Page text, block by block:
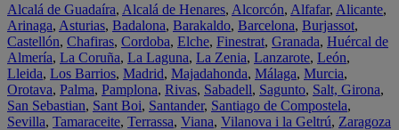
Alcalá de Guadaíra, Alcalá de Henares, Alcorcón, Alfafar, Alicante,
Arinaga, Asturias, Badalona, Barakaldo, Barcelona, Burjassot,
Castellón, Chafiras, Cordoba, Elche, Finestrat, Granada, Huércal de
Almería, La Coruña, La Laguna, La Zenia, Lanzarote, León,
Lleida, Los Barrios, Madrid, Majadahonda, Málaga, Murcia,
Orotava, Palma, Pamplona, Rivas, Sabadell, Sagunto, Salt, Girona,
San Sebastian, Sant Boi, Santander, Santiago de Compostela,
Sevilla, Tamaraceite, Terrassa, Viana, Vilanova i la Geltrú, Zaragoza